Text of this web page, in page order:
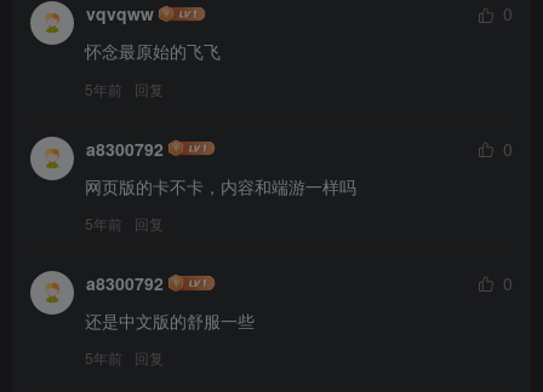
vqvqww
0
怀念最原始的飞飞
5年前 回复
a8300792
0
网页版的卡不卡，内容和端游一样吗
5年前 回复
a8300792
0
还是中文版的舒服一些
5年前 回复